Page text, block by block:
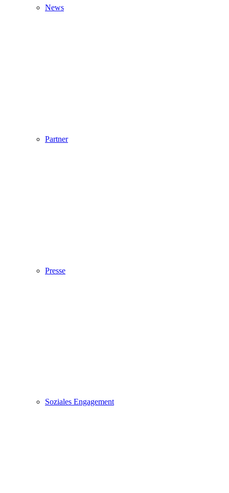
News
Partner
Presse
Soziales Engagement